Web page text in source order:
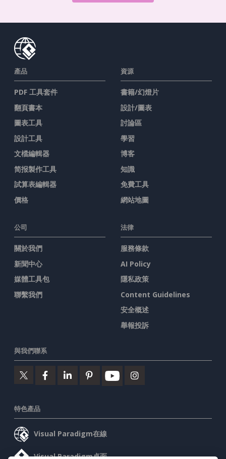
產品
PDF 工具套件
翻頁書本
圖表工具
設計工具
文檔編輯器
简报製作工具
試算表編輯器
價格
資源
書籍/幻燈片
設計/圖表
討論區
學習
博客
知識
免費工具
網站地圖
公司
關於我們
新聞中心
媒體工具包
聯繫我們
法律
服務條款
AI Policy
隱私政策
Content Guidelines
安全概述
舉報投訴
與我們聯系
特色產品
Visual Paradigm在線
Visual Paradigm桌面